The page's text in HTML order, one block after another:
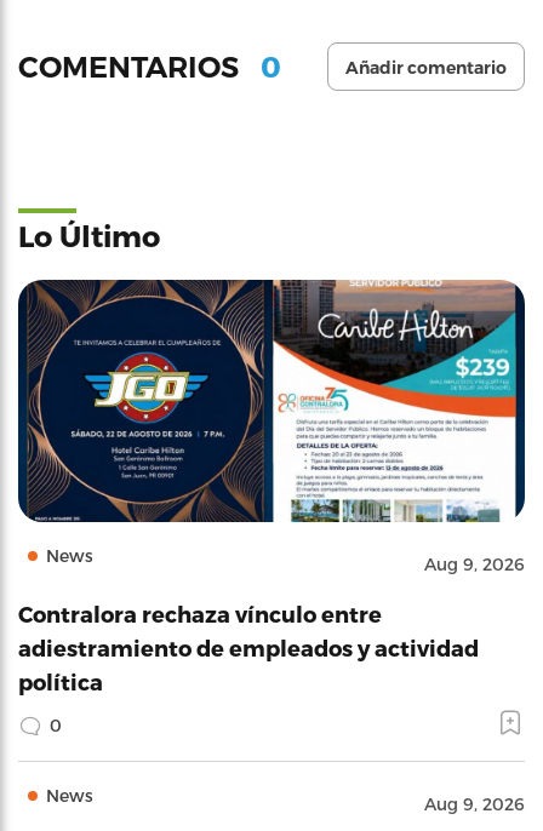
COMENTARIOS 0 Añadir comentario
Lo Último
News Aug 9, 2026
Contralora rechaza vínculo entre
adiestramiento de empleados y actividad
política
0
News Aug 9, 2026